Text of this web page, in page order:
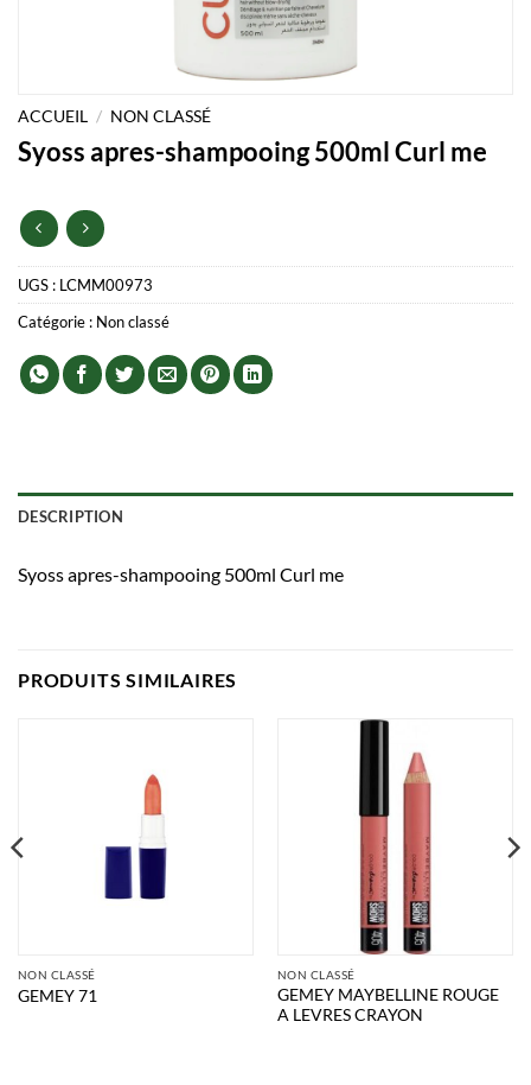
ACCUEIL / NON CLASSÉ
Syoss apres-shampooing 500ml Curl me
UGS : LCMM00973
Catégorie : Non classé
DESCRIPTION
Syoss apres-shampooing 500ml Curl me
PRODUITS SIMILAIRES
NON CLASSÉ
GEMEY 71
NON CLASSÉ
GEMEY MAYBELLINE ROUGE
A LEVRES CRAYON